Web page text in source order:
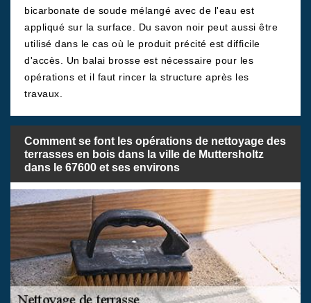
bicarbonate de soude mélangé avec de l'eau est
appliqué sur la surface. Du savon noir peut aussi être
utilisé dans le cas où le produit précité est difficile
d'accès. Un balai brosse est nécessaire pour les
opérations et il faut rincer la structure après les
travaux.
Comment se font les opérations de nettoyage des
terrasses en bois dans la ville de Muttersholtz
dans le 67600 et ses environs